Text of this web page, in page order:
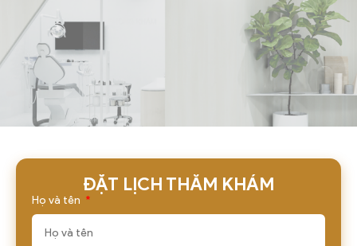
ĐẶT LỊCH THĂM KHÁM
Họ và tên